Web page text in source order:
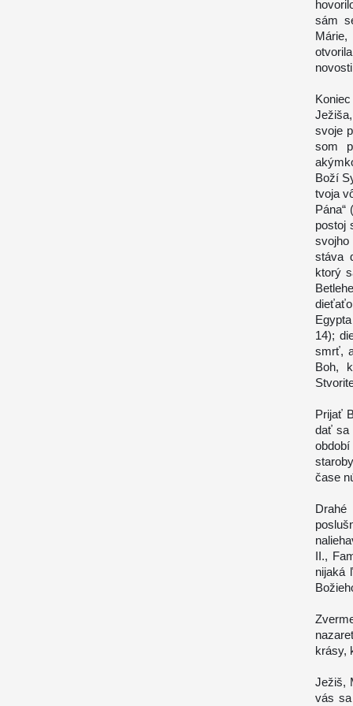
sám
Márie,
svoje
som
Boží
tvoja
Pána“
postoj
svojho
stáva
ktorý
14);
smrť,
Boh,
Prijať
dať sa
čase
II.,
nijaká
krásy,
Ježiš,
vás